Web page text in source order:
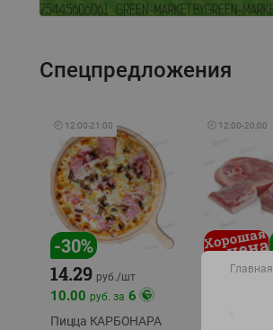
Спецпредложения
🕘 12:00-21:00
-30%
14.29 руб./шт
10.00 руб. за 6
Пицца КАРБОНАРА
🕘 12:00-20:00
10.49 руб./кг
Главная